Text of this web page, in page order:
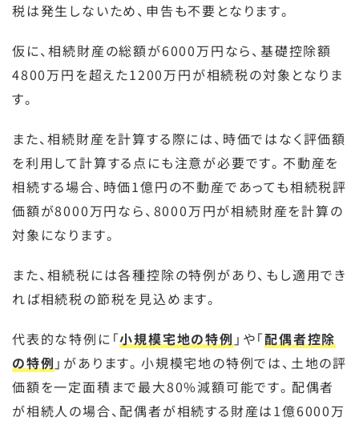
税は発生しないため、申告も不要となります。
仮に、相続財産の総額が6000万円なら、基礎控除額
4800万円を超えた1200万円が相続税の対象となりま
す。
また、相続財産を計算する際には、時価ではなく評価額
を利用して計算する点にも注意が必要です。不動産を
相続する場合、時価1億円の不動産であっても相続税評
価額が8000万円なら、8000万円が相続財産を計算の
対象になります。
また、相続税には各種控除の特例があり、もし適用でき
れば相続税の節税を見込めます。
代表的な特例に「小規模宅地の特例 」や「配偶者控除
の特例 」があります。小規模宅地の特例では、土地の評
価額を一定面積まで最大80%減額可能です。配偶者
が相続人の場合、配偶者が相続する財産は1億6000万